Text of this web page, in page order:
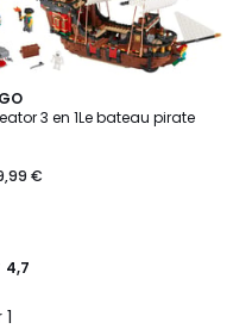
3 en 1Le bateau pirate
€
4,7